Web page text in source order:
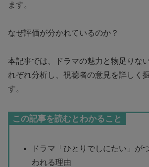
ます。
なぜ評価が分かれているのか？
本記事では、ドラマの魅力と物足りな
れぞれ分析し、視聴者の意見を詳しく
す。
この記事を読むとわかること
ドラマ「ひとりでしにたい」が
われる理由